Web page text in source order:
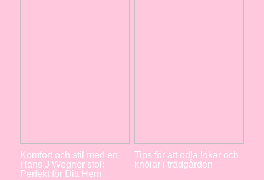
Komfort och stil med en
Hans J Wegner stol:
Perfekt för Ditt Hem
Tips för att odla lökar och
knölar i trädgården